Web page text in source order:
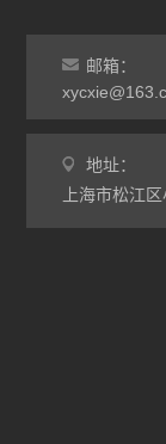
邮箱：
地址：
上海市松江